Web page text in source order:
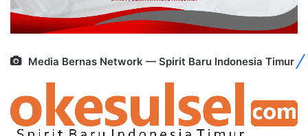
Media Bernas Network — Spirit Baru Indonesia Timur